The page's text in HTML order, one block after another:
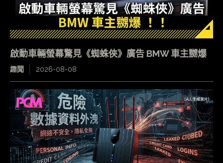
啟動車輛螢幕驚見《蜘蛛俠》廣告 BMW 車主嬲爆
趣聞 2026-08-08